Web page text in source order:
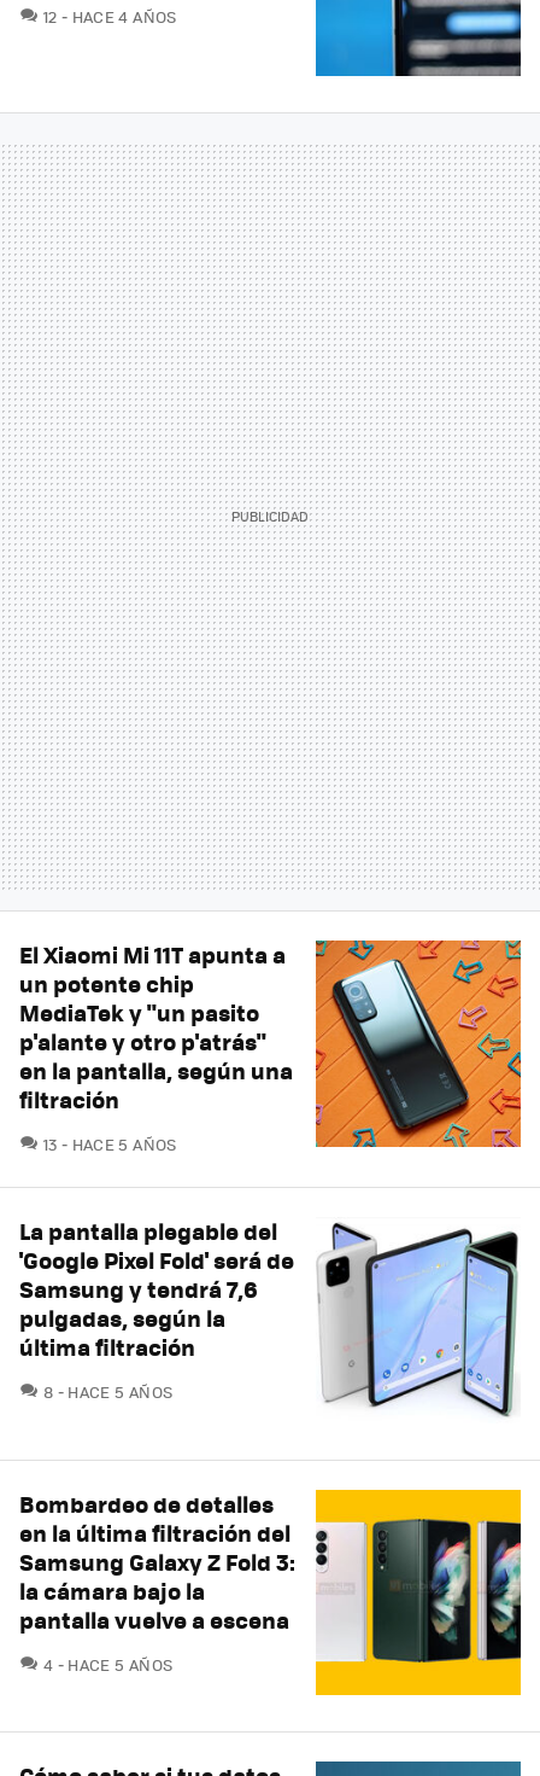
12 COMENTARIOS
HACE 4 AÑOS
El Xiaomi Mi 11T apunta a
un potente chip
MediaTek y "un pasito
p'alante y otro p'atrás"
en la pantalla, según una
filtración
13 COMENTARIOS
HACE 5 AÑOS
La pantalla plegable del
'Google Pixel Fold' será de
Samsung y tendrá 7,6
pulgadas, según la
última filtración
8 COMENTARIOS
HACE 5 AÑOS
Bombardeo de detalles
en la última filtración del
Samsung Galaxy Z Fold 3:
la cámara bajo la
pantalla vuelve a escena
4 COMENTARIOS
HACE 5 AÑOS